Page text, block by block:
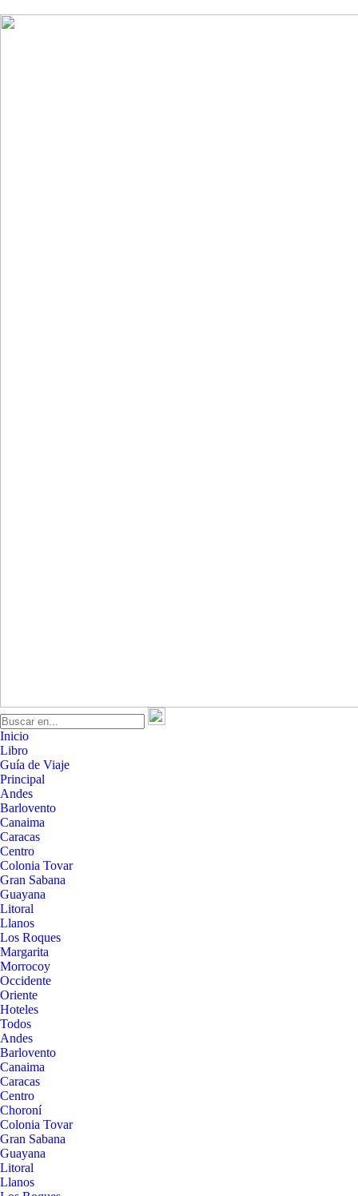
Inicio
Libro
Guía de Viaje
Principal
Andes
Barlovento
Canaima
Caracas
Centro
Colonia Tovar
Gran Sabana
Guayana
Litoral
Llanos
Los Roques
Margarita
Morrocoy
Occidente
Oriente
Hoteles
Todos
Andes
Barlovento
Canaima
Caracas
Centro
Choroní
Colonia Tovar
Gran Sabana
Guayana
Litoral
Llanos